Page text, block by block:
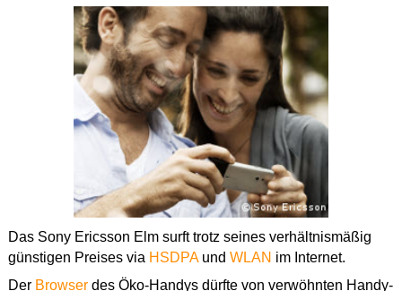
Das Sony Ericsson Elm surft trotz seines verhältnismäßig
günstigen Preises via HSDPAund WLAN im Internet.
Der Browserdes Öko-Handys dürfte von verwöhnten Handy-